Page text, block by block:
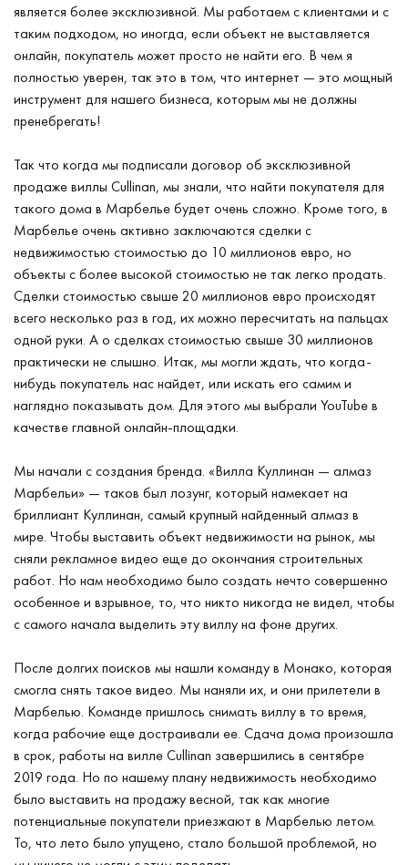
является более эксклюзивной. Мы работаем с клиентами и с
таким подходом, но иногда, если объект не выставляется
онлайн, покупатель может просто не найти его. В чем я
полностью уверен, так это в том, что интернет — это мощный
инструмент для нашего бизнеса, которым мы не должны
пренебрегать!
Так что когда мы подписали договор об эксклюзивной
продаже виллы Cullinan, мы знали, что найти покупателя для
такого дома в Марбелье будет очень сложно. Кроме того, в
Марбелье очень активно заключаются сделки с
недвижимостью стоимостью до 10 миллионов евро, но
объекты с более высокой стоимостью не так легко продать.
Сделки стоимостью свыше 20 миллионов евро происходят
всего несколько раз в год, их можно пересчитать на пальцах
одной руки. А о сделках стоимостью свыше 30 миллионов
практически не слышно. Итак, мы могли ждать, что когда-
нибудь покупатель нас найдет, или искать его самим и
наглядно показывать дом. Для этого мы выбрали YouTube в
качестве главной онлайн-площадки.
Мы начали с создания бренда. «Вилла Куллинан — алмаз
Марбельи» — таков был лозунг, который намекает на
бриллиант Куллинан, самый крупный найденный алмаз в
мире. Чтобы выставить объект недвижимости на рынок, мы
сняли рекламное видео еще до окончания строительных
работ. Но нам необходимо было создать нечто совершенно
особенное и взрывное, то, что никто никогда не видел, чтобы
с самого начала выделить эту виллу на фоне других.
После долгих поисков мы нашли команду в Монако, которая
смогла снять такое видео. Мы наняли их, и они прилетели в
Марбелью. Команде пришлось снимать виллу в то время,
когда рабочие еще достраивали ее. Сдача дома произошла
в срок, работы на вилле Cullinan завершились в сентябре
2019 года. Но по нашему плану недвижимость необходимо
было выставить на продажу весной, так как многие
потенциальные покупатели приезжают в Марбелью летом.
То, что лето было упущено, стало большой проблемой, но